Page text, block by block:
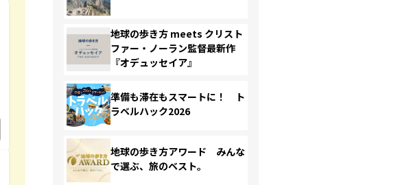
地球の歩き方 meets クリスト
ファー・ノーラン監督最新作
『オデュッセイア』
準備も滞在もスマートに！ ト
ラベルハック2026
地球の歩き方アワード みんな
で選ぶ、旅のベスト。